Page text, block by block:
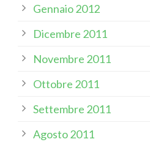
Gennaio 2012
Dicembre 2011
Novembre 2011
Ottobre 2011
Settembre 2011
Agosto 2011